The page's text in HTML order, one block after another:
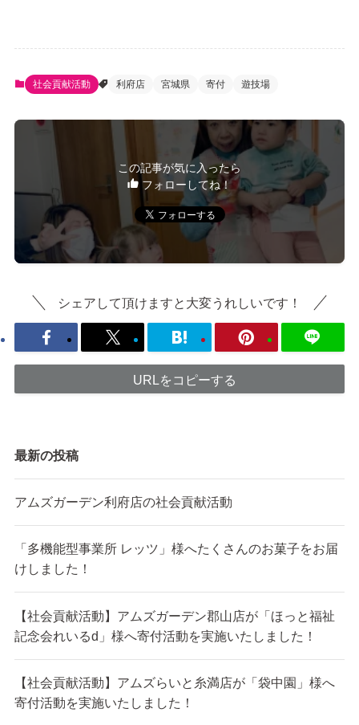
社会貢献活動 利府店 宮城県 寄付 遊技場
この記事が気に入ったら
フォローしてね！
シェアして頂けますと大変うれしいです！
URLをコピーする
最新の投稿
アムズガーデン利府店の社会貢献活動
「多機能型事業所 レッツ」様へたくさんのお菓子をお届
けしました！
【社会貢献活動】アムズガーデン郡山店が「ほっと福祉
記念会れいるd」様へ寄付活動を実施いたしました！
【社会貢献活動】アムズらいと糸満店が「袋中園」様へ
寄付活動を実施いたしました！